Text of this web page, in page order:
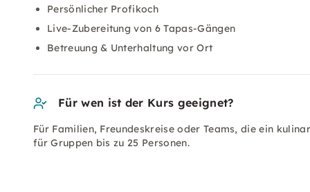
Persönlicher Profikoch
Live-Zubereitung von 6 Tapas-Gängen
Betreuung & Unterhaltung vor Ort
Für wen ist der Kurs geeignet?
Für Familien, Freundeskreise oder Teams, die ein
für Gruppen bis zu 25 Personen.